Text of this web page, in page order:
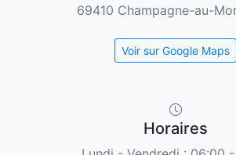
69410 Champagne-au-
Voir sur Google Maps
Horaires